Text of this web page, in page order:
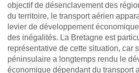
objectif de désenclavement des
du territoire, le transport aérien
levier de développement
des inégalités. La Bretagne est
représentative de cette situation, car
péninsulaire a longtemps rendu le
économique dépendant du transport